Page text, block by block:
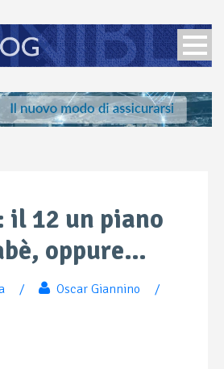
il 12 un piano
oppure…
/ Oscar Giannino
/